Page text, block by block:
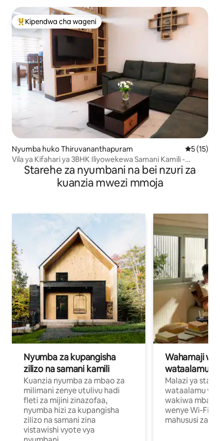
Kipendwa maarufu cha wageni
Kipendwa cha wageni
Nyumba huko Thiruvananthapuram Ukadiriaji
5 (15)
Vila ya Kifahari ya 3BHK Iliyowekewa Samani Kamili -
Kazhakuttam
Starehe za nyumbani na bei nzuri za
kuanzia mwezi mmoja
Nyumba za kupangisha
zilizo na samani kamili
Kuanzia nyumba za mbao za
milimani zenye utulivu hadi
fleti za mijini zinazofaa,
nyumba hizi za kupangisha
zilizo na samani zina
vistawishi vyote vya
Wahamaji
wataalamu
Malazi ya
wataalamu
wakiwa mbali
wenye Wi-Fi
mahususi za